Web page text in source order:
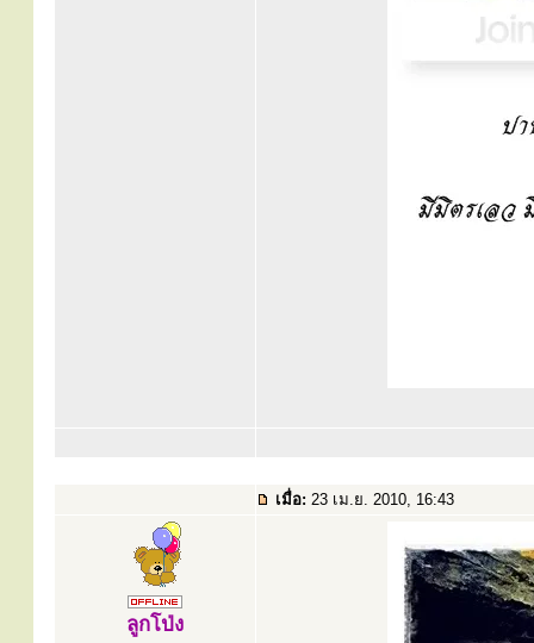
เมื่อ: 23 เม.ย. 2010, 16:43
ลูกโป่ง